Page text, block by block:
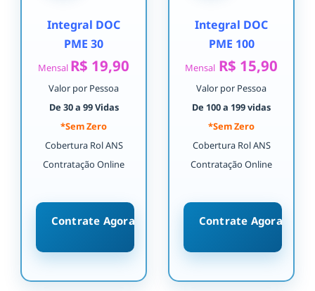
Integral DOC
PME 30
Mensal R$ 19,90
Valor por Pessoa
De 30 a 99 Vidas
*Sem Zero
Cobertura Rol ANS
Contratação Online
Contrate Agora
Integral DOC
PME 100
Mensal R$ 15,90
Valor por Pessoa
De 100 a 199 vidas
*Sem Zero
Cobertura Rol ANS
Contratação Online
Contrate Agora